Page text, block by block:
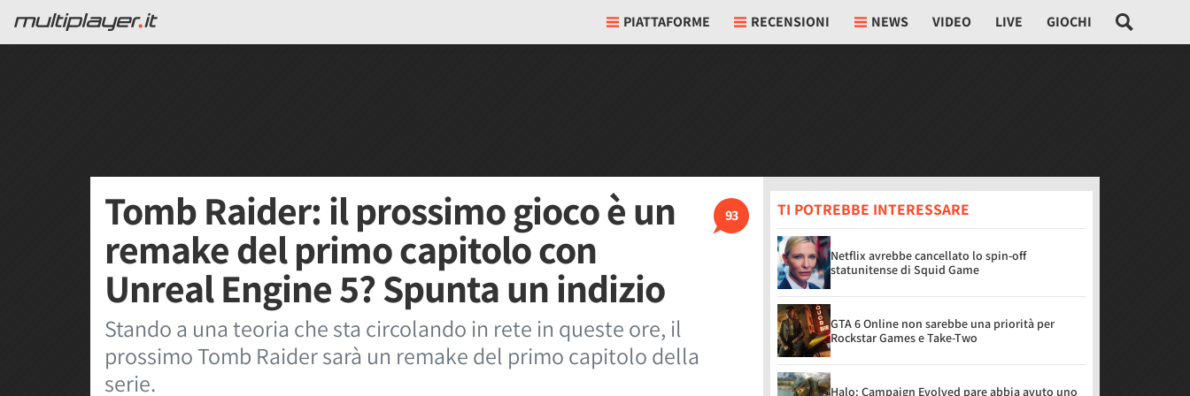
PIATTAFORME RECENSIONI NEWS VIDEO LIVE GIOCHI
93
Tomb Raider: il prossimo gioco è un
remake del primo capitolo con
Unreal Engine 5? Spunta un indizio
Stando a una teoria che sta circolando in rete in queste ore, il
prossimo Tomb Raider sarà un remake del primo capitolo della
serie.
TI POTREBBE INTERESSARE
Netflix avrebbe cancellato lo spin-off
statunitense di Squid Game
GTA 6 Online non sarebbe una priorità per
Rockstar Games e Take-Two
Halo: Campaign Evolved pare abbia avuto uno